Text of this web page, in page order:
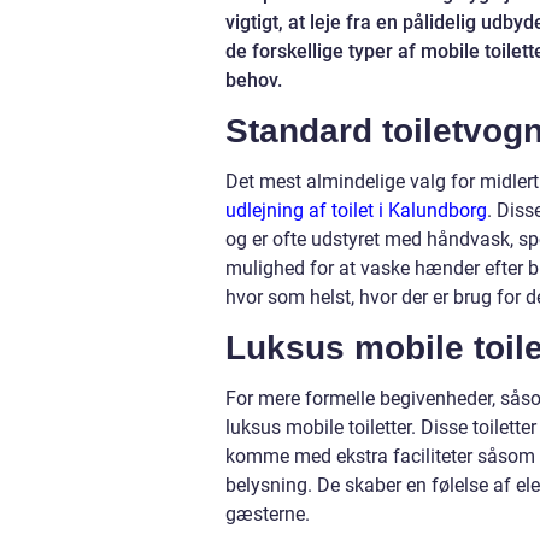
vigtigt, at leje fra en pålidelig
de forskellige typer af mobile
behov.
Standard
Det mest almindelige valg for
udlejning af toilet i Kalundborg.
og er ofte udstyret med håndvask,
mulighed for at vaske hænder efter
hvor som helst, hvor der er brug for
Luksus mobile
For mere formelle begivenheder,
luksus mobile toiletter. Disse
komme med ekstra faciliteter
belysning. De skaber en følelse af
gæsterne.